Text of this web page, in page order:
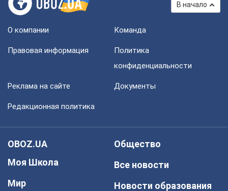
В начало
О компании Команда
Правовая информация
Политика
конфиденциальности
Реклама на сайте Документы
Редакционная политика
OBOZ.UA
Моя Школа
Мир
Общество
Все новости
Новости образования